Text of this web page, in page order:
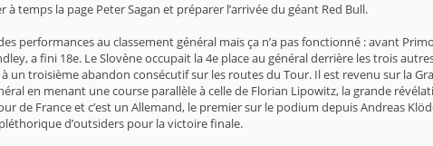
temps la page Peter Sagan et préparer l’arrivée du géant Red Bull.
performances au classement général mais ça n’a pas fonctionné : avant
a fini 18e. Le Slovène occupait la 4e place au général derrière les trois
un troisième abandon consécutif sur les routes du Tour. Il est revenu sur la
en menant une course parallèle à celle de Florian Lipowitz, la grande
de France et c’est un Allemand, le premier sur le podium depuis Andreas
d’outsiders pour la victoire finale.